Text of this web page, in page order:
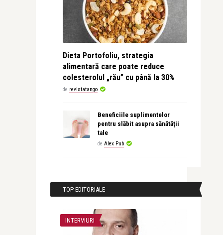
Dieta Portofoliu, strategia
alimentară care poate reduce
colesterolul „rău” cu până la 30%
de revistatango
Beneficiile suplimentelor
pentru slăbit asupra sănătății
tale
de Alex Pub
TOP EDITORIALE
INTERVIURI